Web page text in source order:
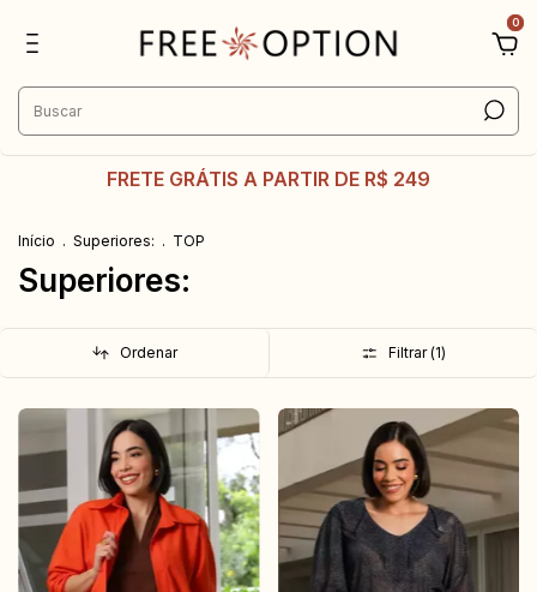
0
FRETE GRÁTIS A PARTIR DE R$ 249
Início . Superiores: . TOP
Superiores:
Ordenar Filtrar (1)